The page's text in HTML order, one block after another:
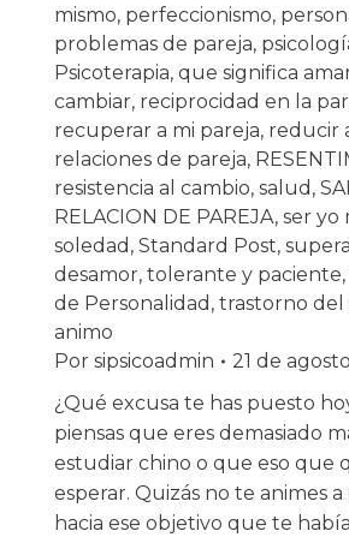
mismo, perfeccionismo,
problemas de pareja,
Psicoterapia, que significa
cambiar, reciprocidad en la
recuperar a mi pareja, reducir
relaciones de pareja,
resistencia al cambio, salud ,
RELACION DE PAREJA, ser yo
soledad , Standard Post,
desamor, tolerante y paciente,
de Personalidad , trastorno del
animo
Por sipsicoadmin
21 de
¿Qué excusa te has puesto
piensas que eres demasiado
estudiar chino o que eso que
esperar. Quizás no te animes
hacia ese objetivo que te